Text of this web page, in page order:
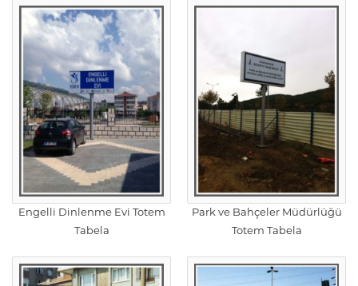
Engelli Dinlenme Evi Totem
Tabela
Park ve Bahçeler Müdürlüğü
Totem Tabela